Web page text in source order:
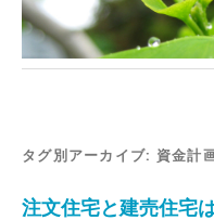
タグ別アーカイブ: 資金計
注文住宅と建売住宅